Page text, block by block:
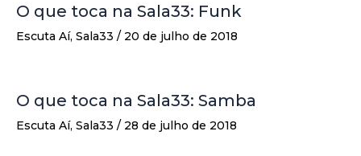
O que toca na Sala33: Funk
Escuta Aí, Sala33 / 20 de julho de 2018
O que toca na Sala33: Samba
Escuta Aí, Sala33 / 28 de julho de 2018